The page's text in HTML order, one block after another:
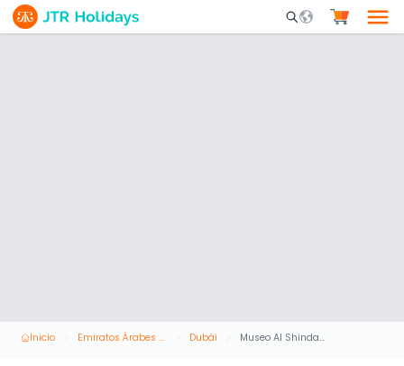
Mobile Search
Inicio Emiratos Árabes Unidos Dubái Museo Al Shindagha Dubái